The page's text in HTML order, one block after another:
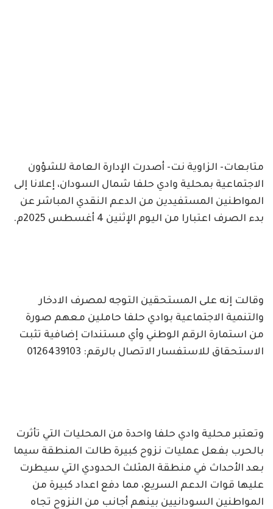
متابعات- الزاوية نت- أصدرت الإدارة العامة للشؤون
الاجتماعية بمحلية وادي حلفا شمال السودان، إعلانا إلى
المواطنين المستفيدين من الدعم النقدي المباشر عن
بدء الصرف اعتبارا من اليوم الإثنين 4 أغسطس 2025م.
وقالت إنه على المستحقين التوجه لمصرف الادخار
والتنمية الاجتماعية بوادي حلفا حاملين معهم صورة
من استمارة الرقم الوطني وأي مستندات إضافية تثبت
الاستحقاق للاستفسار الاتصال بالرقم: 0126439103
وتعتبر محلية وادي حلفا واحدة من المحليات التي تأثرت
بالحرب بفعل عمليات نزوح كبيرة طالت المنطقة سيما
بعد الأحداث في منطقة المثلث الحدودي التي سيطرت
عليها قوات الدعم السريع، مما دفع اعداد كبيرة من
المواطنين السودانيين بينهم أجانب من النزوح تجاه